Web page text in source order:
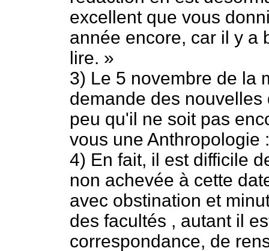
excellent que vous
année encore, car il y a
lire. »
3) Le 5 novembre de la
demande des
peu qu'il ne soit pas
vous une Anthropologie
4) En fait, il est difficile
non achevée à cette
avec obstination et
des facultés , autant il
correspondance, de